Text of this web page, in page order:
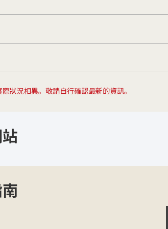
狀況相異。敬請自行確認最新的資訊。